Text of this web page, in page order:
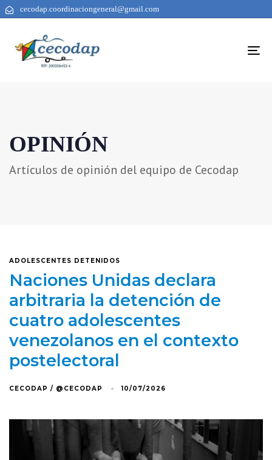
cecodap.coordinaciongeneral@gmail.com
OPINIÓN
Artículos de opinión del equipo de Cecodap
ADOLESCENTES DETENIDOS
Naciones Unidas declara
arbitraria la detención de
cuatro adolescentes
venezolanos en el contexto
postelectoral
CECODAP / @CECODAP 10/07/2026